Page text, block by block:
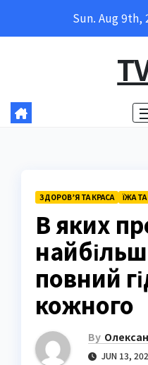
Sun. Aug 9th,
ЗДОРОВ’Я ТА КРАСА ЇЖА ТА
В яких
повний
кожного
By
JUN 13,